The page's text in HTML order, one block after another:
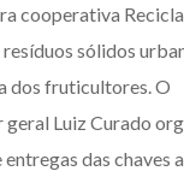
cooperativa Recicla
sólidos
dos fruticultores. O
Luiz Curado
entregas das chaves